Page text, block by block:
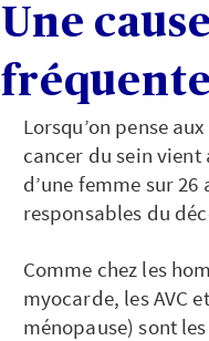
Une
Lorsqu’on pense
cancer du sein
d’une femme sur
responsables du
Comme chez les
myocarde, les AVC
ménopause) sont